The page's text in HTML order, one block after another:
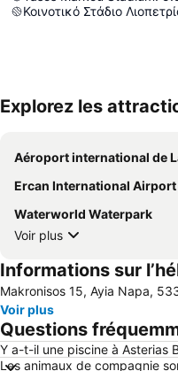
Κοινοτικό Στάδιο
Explorez les
Aéroport international de
Ercan International Airport
Waterworld Waterpark
Voir plus
Informations sur
Makronisos 15, Ayia Napa,
Voir plus
Questions
Y a-t-il une piscine à Asterias
Les animaux de compagnie